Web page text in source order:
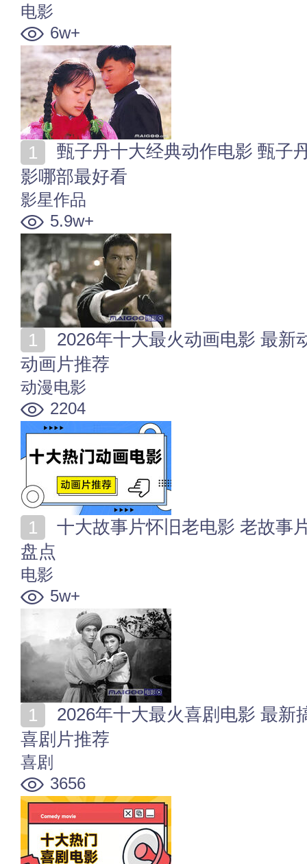
电影
6w+
影哪部最好看
影星作品
5.9w+
动画片推荐
动漫电影
2204
盘点
电影
5w+
喜剧片推荐
喜剧
3656